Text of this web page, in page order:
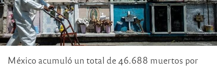
México acumuló un total de 46.688 muertos por